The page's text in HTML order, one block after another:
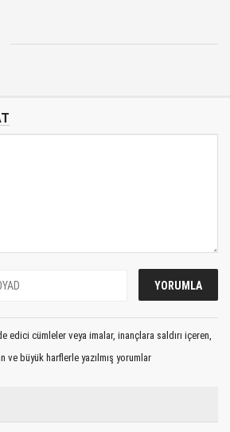
edici cümleler veya imalar, inançlara saldırı içeren,
ve büyük harflerle yazılmış yorumlar